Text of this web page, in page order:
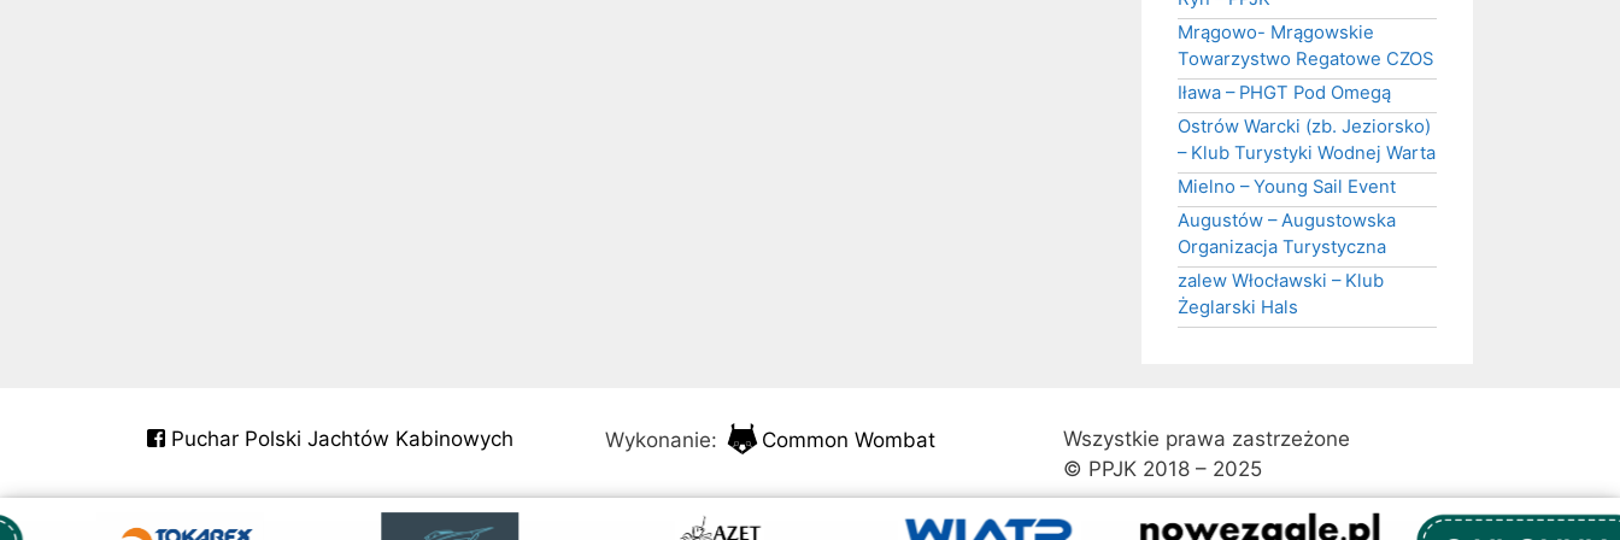
Mrągowo- Mrągowskie
Towarzystwo Regatowe CZOS
Iława – PHGT Pod Omegą
Ostrów Warcki (zb. Jeziorsko)
– Klub Turystyki Wodnej Warta
Mielno – Young Sail Event
Augustów – Augustowska
Organizacja Turystyczna
zalew Włocławski – Klub
Żeglarski Hals
Puchar Polski Jachtów Kabinowych Wykonanie: Common Wombat
Wszystkie prawa zastrzeżone
© PPJK 2018 – 2025